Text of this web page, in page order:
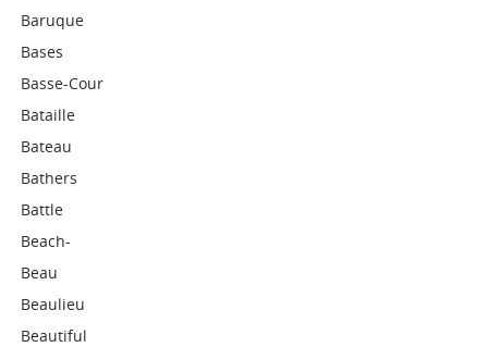
Baruque
Bases
Basse-Cour
Bataille
Bateau
Bathers
Battle
Beach-
Beau
Beaulieu
Beautiful